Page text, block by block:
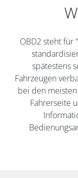
OBD2 steht für
spätestens
Fahrzeugen
bei den
Fahrerseite